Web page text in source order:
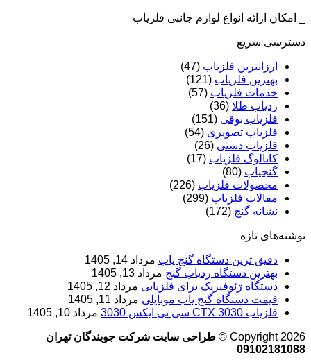
_ امکان ارائه انواع لوازم جانبی فلزیاب
دسترسی سریع
ارزانترین فلزیاب (47)
بهترین فلزیاب (121)
خدمات فلزیاب (57)
ردیاب طلا (36)
فلزیاب بوقی (151)
فلزیاب تصویری (54)
فلزیاب دستی (26)
کاتالوگ فلزیاب (17)
گنجیاب (80)
محصولات فلزیاب (226)
مقالات فلزیاب (299)
نشانه گنج (172)
نوشته‌های تازه
دقیق ترین دستگاه گنج یاب مرداد 14, 1405
بهترین دستگاه ردیاب گنج مرداد 13, 1405
دستگاه ژئوفیزیک برای فلزیابی مرداد 12, 1405
قیمت دستگاه گنج یاب موبایلی مرداد 11, 1405
فلزیاب CTX 3030 سی تی ایکس 3030
مرداد 10, 1405
Copyright 2026 ©
طراحی سایت شرکت جویندگان تهران
09102181088